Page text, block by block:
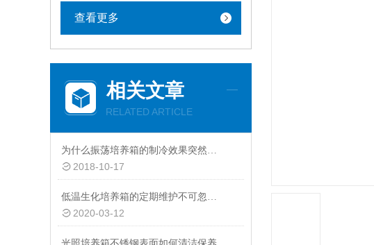
查看更多
相关文章
RELATED ARTICLE
为什么振荡培养箱的制冷效果突然变差？原因原来是这样！
2018-10-17
低温生化培养箱的定期维护不可忽视！
2020-03-12